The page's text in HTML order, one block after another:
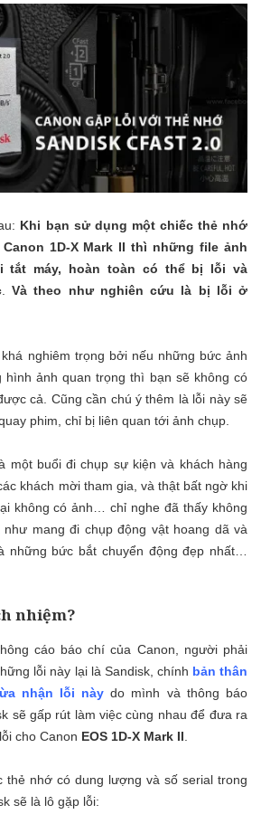
Khi bạn sử dụng một chiếc thẻ nhớ
1D-X Mark II thì những file ảnh
tắt máy, hoàn toàn có thể bị lỗi và
. Và theo như nghiên cứu là bị lỗi ở
nghiêm trọng bởi nếu những bức ảnh
hình ảnh quan trọng thì bạn sẽ không có
cả. Cũng cần chú ý thêm là lỗi này sẽ
phim, chỉ bị liên quan tới ảnh chụp.
một buổi đi chụp sự kiện và khách hàng
khách mời tham gia, và thật bất ngờ khi
không có ảnh… chỉ nghe đã thấy không
mang đi chụp động vật hoang dã và
những bức bắt chuyển động đẹp nhất…
nhiệm?
cáo báo chí của Canon, người phải
lỗi này lại là Sandisk, chính bản thân
nhận lỗi này do mình và thông báo
sẽ gấp rút làm việc cùng nhau để đưa ra
cho Canon EOS 1D-X Mark II
thẻ nhớ có dung lượng và số serial trong
sẽ là lô gặp lỗi: